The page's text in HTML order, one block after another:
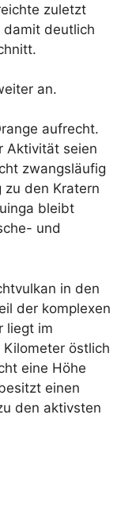
zuletzt
damit deutlich
an.
aufrecht.
Aktivität seien
zwangsläufig
zu den Kratern
bleibt
und
in den
der komplexen
liegt im
östlich
eine Höhe
einen
den aktivsten